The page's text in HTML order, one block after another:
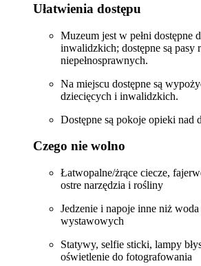
Ułatwienia dostępu
Muzeum jest w pełni dostępne
inwalidzkich; dostępne są pasy
niepełnosprawnych.
Na miejscu dostępne są
dziecięcych i inwalidzkich.
Dostępne są pokoje opieki nad
Czego nie wolno
Łatwopalne/żrące ciecze,
ostre narzędzia i rośliny
Jedzenie i napoje inne niż
wystawowych
Statywy, selfie sticki, lampy
oświetlenie do fotografowania